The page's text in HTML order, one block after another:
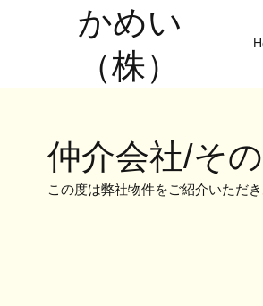
​かめい
（株）
仲介会社/そ
この度は弊社物件をご紹介いただ